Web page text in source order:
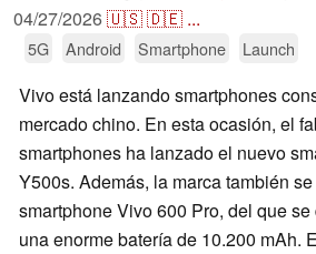
04/27/2026🇺🇸🇩🇪 ...
5G Android Smartphone Launch
Vivo está lanzando smartphones
mercado chino. En esta ocasión, el
smartphones ha lanzado el nuevo
Y500s. Además, la marca también
smartphone Vivo 600 Pro, del que
una enorme batería de 10.200 mAh.